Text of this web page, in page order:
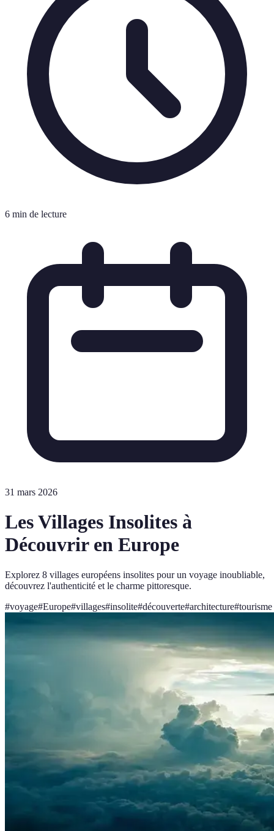
6 min de lecture
31 mars 2026
Les Villages Insolites à
Découvrir en Europe
Explorez 8 villages européens insolites pour un voyage inoubliable,
découvrez l'authenticité et le charme pittoresque.
#voyage#Europe#villages#insolite#découverte#architecture#tourisme